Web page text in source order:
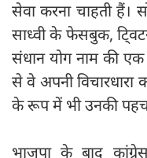
सेवा करना चाहती हैं।
साध्वी के फेसबुक,
संधान योग नाम की
से वे अपनी विचारधारा
के रूप में भी उनकी
‍भाजपा के बाद